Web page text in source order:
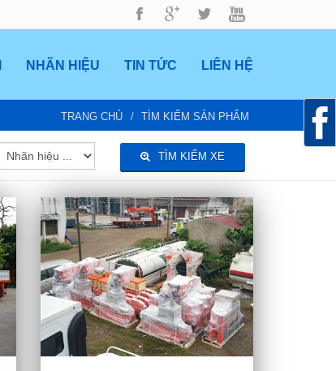
NHÃN HIỆU TIN TỨC LIÊN HỆ
TRANG CHỦ TÌM KIẾM SẢN PHẨM
TÌM KIẾM XE